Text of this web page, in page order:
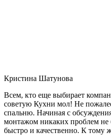
Кристина Шатунова
Всем, кто еще выбирает
советую Кухни мол! Не
спальню. Начиная с
монтажом никаких проблем не
быстро и качественно. К тому